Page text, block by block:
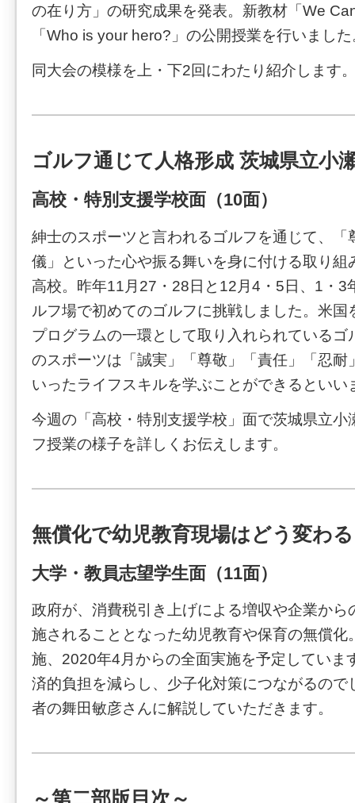
の在り方」の研究成果を発表。新教材「We
「Who is your hero?」の公開授業を行いまし
同大会の模様を上・下2回にわたり紹介します
ゴルフ通じて人格形成 茨城県立小
高校・特別支援学校面（10面）
紳士のスポーツと言われるゴルフを通じて、「
儀」といった心や振る舞いを身に付ける取り組
高校。昨年11月27・28日と12月4・5日、1・3
ルフ場で初めてのゴルフに挑戦しました。米国
プログラムの一環として取り入れられているゴ
のスポーツは「誠実」「尊敬」「責任」「忍耐
いったライフスキルを学ぶことができるといい
今週の「高校・特別支援学校」面で茨城県立小
フ授業の様子を詳しくお伝えします。
無償化で幼児教育現場はどう変わ
大学・教員志望学生面（11面）
政府が、消費税引き上げによる増収や企業から
施されることとなった幼児教育や保育の無償
施、2020年4月からの全面実施を予定していま
済的負担を減らし、少子化対策につながるので
者の舞田敏彦さんに解説していただきます。
～第二部版目次～